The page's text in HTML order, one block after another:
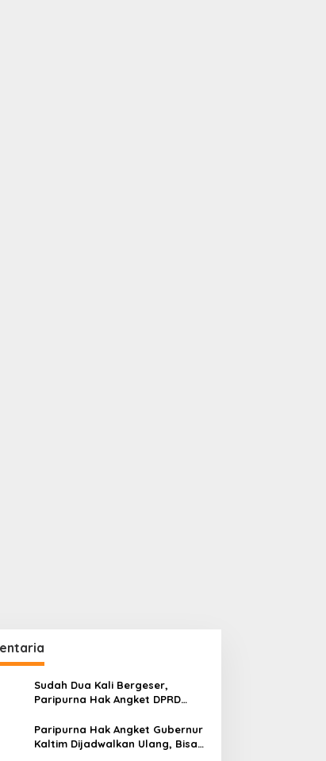
Sudah Dua Kali Bergeser,
Paripurna Hak Angket DPRD
Paripurna Hak Angket Gubernur
Kaltim Dijadwalkan Ulang, Bisa